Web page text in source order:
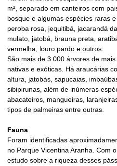
m², separado em canteiros com
bosque e algumas espécies raras
peroba rosa, jequitibá, jacarandá
mulato, jatobá, brauna preta,
vermelha, louro pardo e outros.
São mais de 3.000 árvores de
nativas e exóticas. Há araucárias
altura, jatobás, sapucaias,
sibipirunas, além de inúmeras
abacateiros, mangueiras,
tipos de palmeiras entre outras.
Fauna
Foram identificadas
no Parque Vicentina Aranha. Com
estudo sobre a riqueza desses